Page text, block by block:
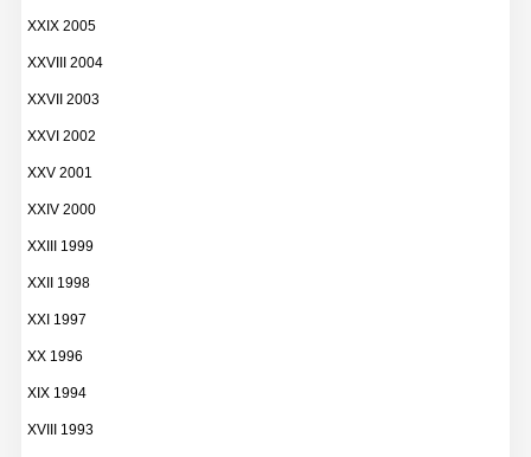
XXIX 2005
XXVIII 2004
XXVII 2003
XXVI 2002
XXV 2001
XXIV 2000
XXIII 1999
XXII 1998
XXI 1997
XX 1996
XIX 1994
XVIII 1993